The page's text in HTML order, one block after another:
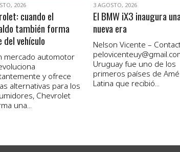
2026
cuando el
también forma
vehículo
mercado automotor
y ofrece
alternativas para los
Chevrolet
una...
3 AGOSTO, 2026
El BMW iX3 inaugura
nueva era
Nelson Vicente –
Uruguay fue uno de los
primeros países de
Latina que recibió...